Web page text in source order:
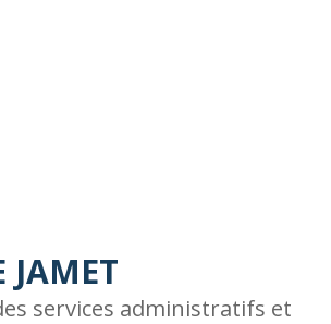
JAMET
services administratifs et